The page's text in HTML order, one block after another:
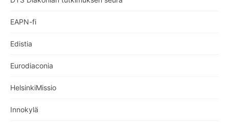
EAPN-fi
Edistia
Eurodiaconia
HelsinkiMissio
Innokylä